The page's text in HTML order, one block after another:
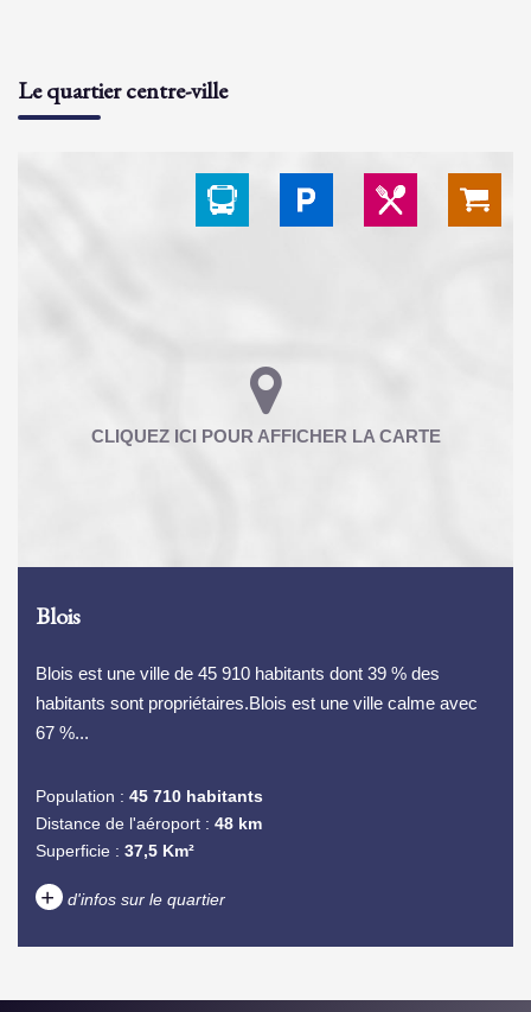
Le quartier centre-ville
Blois
Blois est une ville de 45 910 habitants dont 39 % des
habitants sont propriétaires.Blois est une ville calme avec
67 %...
Population : 45 710 habitants
Distance de l'aéroport : 48 km
Superficie : 37,5 Km²
+ d'infos sur le quartier